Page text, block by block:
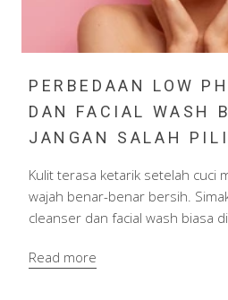
PERBEDAAN LOW
DAN FACIAL WASH
JANGAN SALAH
Kulit terasa ketarik setelah cuci
wajah benar-benar bersih.
cleanser dan facial wash biasa
Read more